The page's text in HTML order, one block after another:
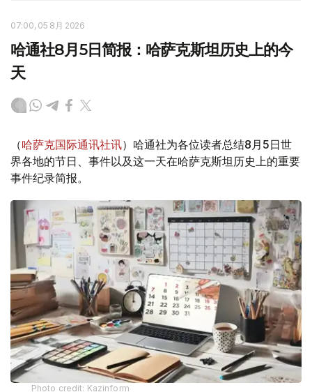
07:00, 05 8月 2026
哈通社8月5日简报：哈萨克斯坦历史上的今
天
（哈萨克国际通讯社讯）哈通社为各位读者总结8月5日世
界各地的节日、事件以及这一天在哈萨克斯坦历史上的重要
事件纪录简报。
Photo credit: Kazinform